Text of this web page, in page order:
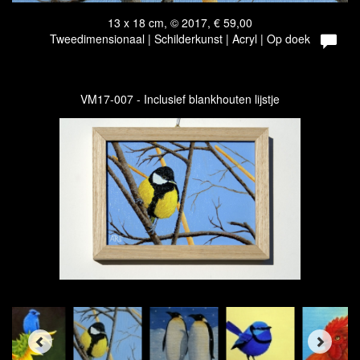
13 x 18 cm, © 2017, € 59,00
Tweedimensionaal | Schilderkunst | Acryl | Op doek
VM17-007 - Inclusief blankhouten lijstje